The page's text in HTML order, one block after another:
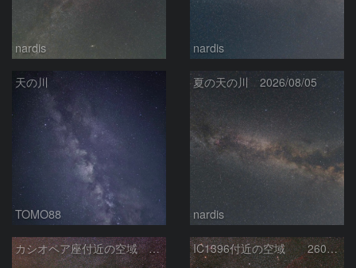
nardis nardis
天の川
TOMO88
夏の天の川 2026/08/05
nardis
カシオペア座付近の空域 260720 IC1396付近の空域 260720